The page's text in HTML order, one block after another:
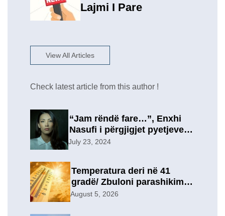
Lajmi I Pare
View All Articles
Check latest article from this author !
“Jam rëndë fare…”, Enxhi
Nasufi i përgjigjet pyetjeve
për ish-in, pas përfundimit të
një lidhje të re?
July 23, 2024
Temperatura deri në 41
gradë/ Zbuloni parashikimin
e motit, për sot
August 5, 2026